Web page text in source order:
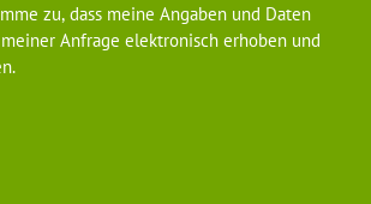
zu, dass meine Angaben und Daten
Anfrage elektronisch erhoben und